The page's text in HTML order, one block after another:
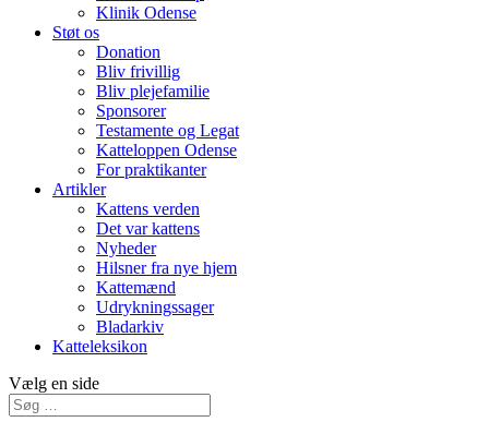
Klinik Odense
Støt os
Donation
Bliv frivillig
Bliv plejefamilie
Sponsorer
Testamente og Legat
Katteloppen Odense
For praktikanter
Artikler
Kattens verden
Det var kattens
Nyheder
Hilsner fra nye hjem
Kattemænd
Udrykningssager
Bladarkiv
Katteleksikon
Vælg en side